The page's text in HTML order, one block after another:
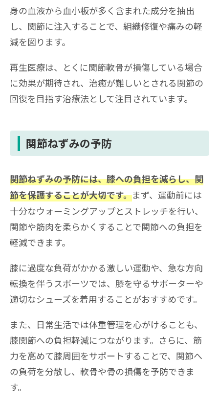
身の血液から血小板が多く含まれた成分を抽出
し、関節に注入することで、組織修復や痛みの軽
減を図ります。
再生医療は、とくに関節軟骨が損傷している場合
に効果が期待され、治癒が難しいとされる関節の
回復を目指す治療法として注目されています。
関節ねずみの予防
関節ねずみの予防には、膝への負担を減らし、関
節を保護することが大切です。まず、運動前には
十分なウォーミングアップとストレッチを行い、
関節や筋肉を柔らかくすることで関節への負担を
軽減できます。
膝に過度な負荷がかかる激しい運動や、急な方向
転換を伴うスポーツでは、膝を守るサポーターや
適切なシューズを着用することがおすすめです。
また、日常生活では体重管理を心がけることも、
膝関節への負担軽減につながります。さらに、筋
力を高めて膝周囲をサポートすることで、関節へ
の負荷を分散し、軟骨や骨の損傷を予防できま
す。